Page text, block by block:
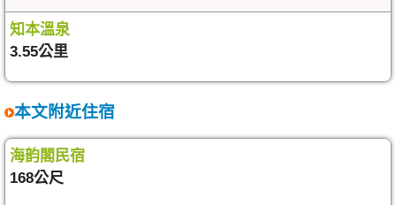
知本溫泉
3.55公里
本文附近住宿
海韵閣民宿
168公尺